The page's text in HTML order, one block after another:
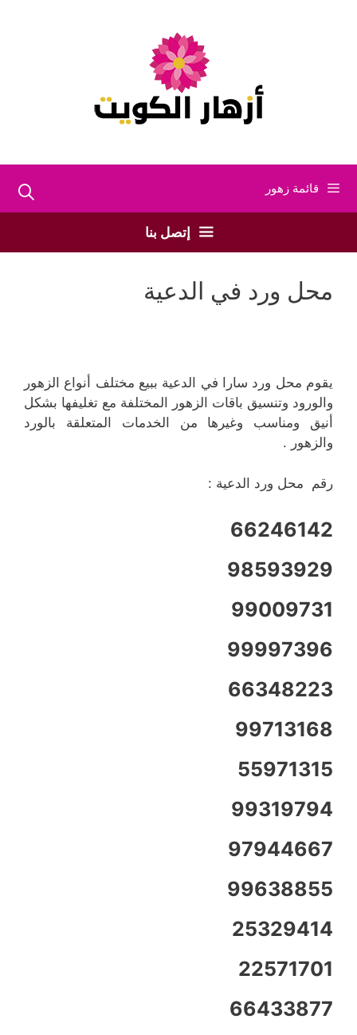
قائمة زهور
إتصل بنا
محل ورد في الدعية
يقوم محل ورد سارا في الدعية ببيع مختلف أنواع الزهور
والورود وتنسيق باقات الزهور المختلفة مع تغليفها بشكل
أنيق ومناسب وغيرها من الخدمات المتعلقة بالورد
والزهور .
رقم محل ورد الدعية :
66246142
98593929
99009731
99997396
66348223
99713168
55971315
99319794
97944667
99638855
25329414
22571701
66433877